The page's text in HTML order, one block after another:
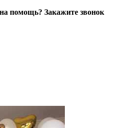
помощь? Закажите звонок